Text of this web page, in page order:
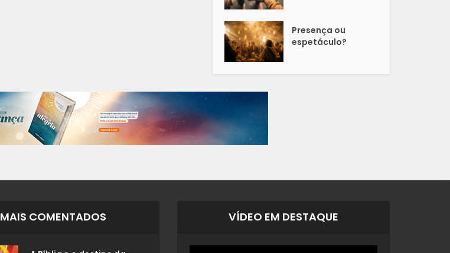
Presença ou
espetáculo?
MAIS COMENTADOS VÍDEO EM DESTAQUE